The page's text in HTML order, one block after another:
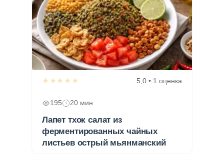
★★★★★ 5,0 • 1 оценка
195 20 мин
Лапет тхок салат из
ферментированных чайных
листьев острый мьянманский